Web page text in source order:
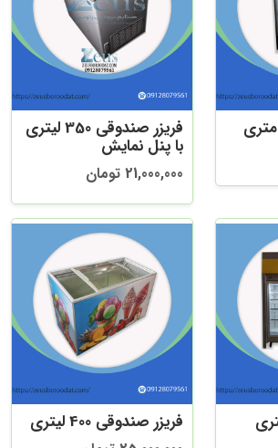
فریزر صندوقی 350 لیتری
با پنل نمایش
21,000,000 تومان
فریزر صندوقی 400 لیتری